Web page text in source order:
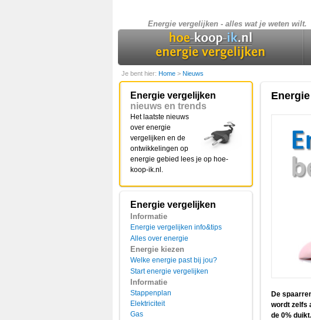
Energie vergelijken - alles wat je weten wilt.
Je bent hier: Home > Nieuws
Energie vergelijken
nieuws en trends
Het laatste nieuws
over energie
vergelijken en de
ontwikkelingen op
energie gebied lees je op hoe-
koop-ik.nl.
Energie vergelijken
Informatie
Energie vergelijken info&tips
Alles over energie
Energie kiezen
Welke energie past bij jou?
Start energie vergelijken
Informatie
Stappenplan
Elektriciteit
Gas
De
wordt zelfs
de 0%